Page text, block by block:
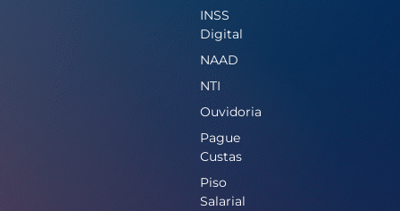
INSS
Digital
NAAD
NTI
Ouvidoria
Pague
Custas
Piso
Salarial